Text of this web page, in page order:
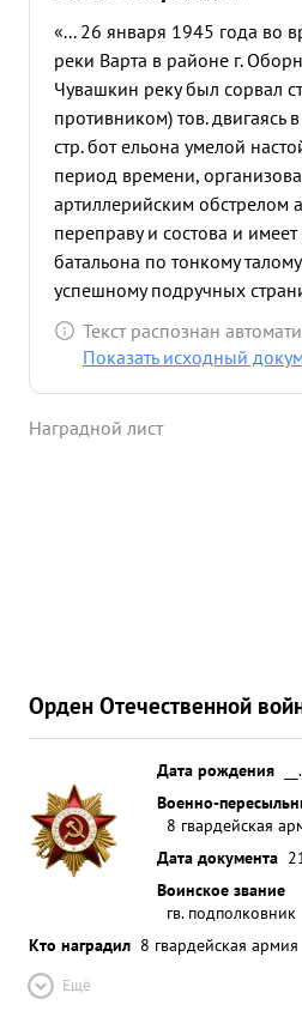
«... 26 января 1945 года во
реки Варта в районе г.
Чувашкин реку был сорвал
противником) тов. двигаясь
стр. бот ельона умелой
период времени,
артиллерийским обстрелом
переправу и состова и
батальона по тонкому
успешному подручных
этому что способствовал
отступающего проти
боевых порядках
года и взятию на
Текст распознан
Показать исходный
Наградной лист
Орден Отечественной
Дата рождения
Военно-
8 гвардейская
Дата документа
Воинское звание
гв. подполковник
Кто наградил 8 гвардейская армия
Ещё